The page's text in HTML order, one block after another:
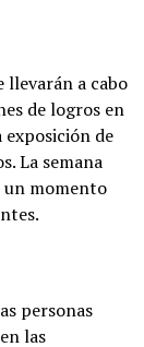
llevarán a cabo
de logros en
de
La semana
un momento
personas
las